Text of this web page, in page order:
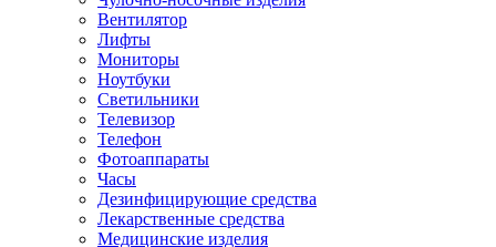
Вентилятор
Лифты
Мониторы
Ноутбуки
Светильники
Телевизор
Телефон
Фотоаппараты
Часы
Дезинфицирующие средства
Лекарственные средства
Медицинские изделия